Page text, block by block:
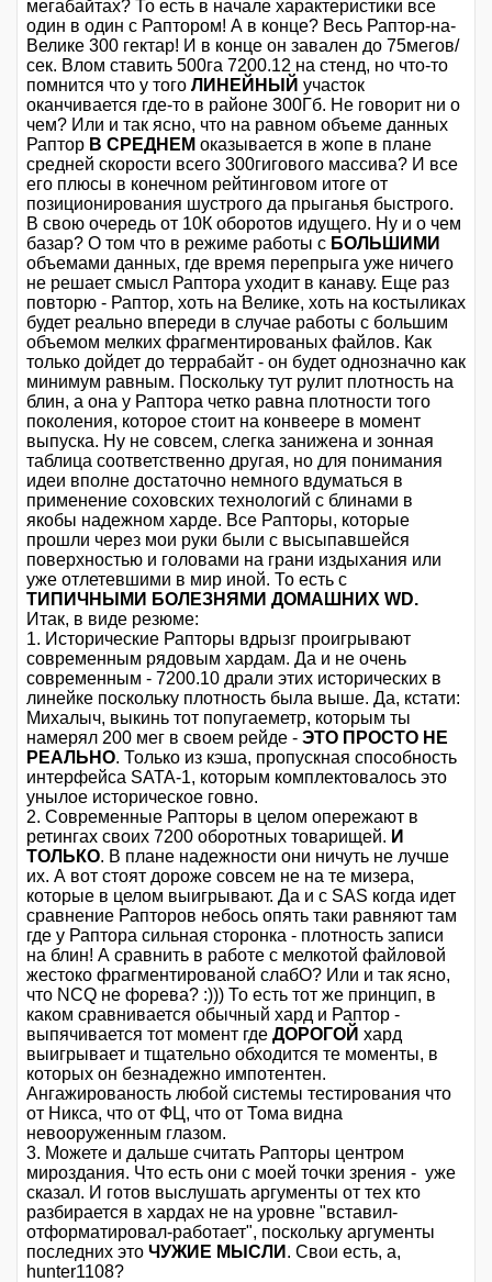
мегабайтах? То есть в начале характеристики все
один в один с Раптором! А в конце? Весь Раптор-на-
Велике 300 гектар! И в конце он завален до 75мегов/
сек. Влом ставить 500га 7200.12 на стенд, но что-то
помнится что у того ЛИНЕЙНЫЙ участок
оканчивается где-то в районе 300Гб. Не говорит ни о
чем? Или и так ясно, что на равном объеме данных
Раптор В СРЕДНЕМ оказывается в жопе в плане
средней скорости всего 300гигового массива? И все
его плюсы в конечном рейтинговом итоге от
позиционирования шустрого да прыганья быстрого.
В свою очередь от 10К оборотов идущего. Ну и о чем
базар? О том что в режиме работы с БОЛЬШИМИ
объемами данных, где время перепрыга уже ничего
не решает смысл Раптора уходит в канаву. Еще раз
повторю - Раптор, хоть на Велике, хоть на костыликах
будет реально впереди в случае работы с большим
объемом мелких фрагментированых файлов. Как
только дойдет до террабайт - он будет однозначно как
минимум равным. Поскольку тут рулит плотность на
блин, а она у Раптора четко равна плотности того
поколения, которое стоит на конвеере в момент
выпуска. Ну не совсем, слегка занижена и зонная
таблица соответственно другая, но для понимания
идеи вполне достаточно немного вдуматься в
применение соховских технологий с блинами в
якобы надежном харде. Все Рапторы, которые
прошли через мои руки были с высыпавшейся
поверхностью и головами на грани издыхания или
уже отлетевшими в мир иной. То есть с
ТИПИЧНЫМИ БОЛЕЗНЯМИ ДОМАШНИХ WD.
Итак, в виде резюме:
1. Исторические Рапторы вдрызг проигрывают
современным рядовым хардам. Да и не очень
современным - 7200.10 драли этих исторических в
линейке поскольку плотность была выше. Да, кстати:
Михалыч, выкинь тот попугаеметр, которым ты
намерял 200 мег в своем рейде - ЭТО ПРОСТО НЕ
РЕАЛЬНО. Только из кэша, пропускная способность
интерфейса SATA-1, которым комплектовалось это
унылое историческое говно.
2. Современные Рапторы в целом опережают в
ретингах своих 7200 оборотных товарищей. И
ТОЛЬКО. В плане надежности они ничуть не лучше
их. А вот стоят дороже совсем не на те мизера,
которые в целом выигрывают. Да и с SAS когда идет
сравнение Рапторов небось опять таки равняют там
где у Раптора сильная сторонка - плотность записи
на блин! А сравнить в работе с мелкотой файловой
жестоко фрагментированой слабО? Или и так ясно,
что NCQ не форева? :))) То есть тот же принцип, в
каком сравнивается обычный хард и Раптор -
выпячивается тот момент где ДОРОГОЙ хард
выигрывает и тщательно обходится те моменты, в
которых он безнадежно импотентен.
Ангажированость любой системы тестирования что
от Никса, что от ФЦ, что от Тома видна
невооруженным глазом.
3. Можете и дальше считать Рапторы центром
мироздания. Что есть они с моей точки зрения - уже
сказал. И готов выслушать аргументы от тех кто
разбирается в хардах не на уровне "вставил-
отформатировал-работает", поскольку аргументы
последних это ЧУЖИЕ МЫСЛИ . Свои есть, а,
hunter1108?